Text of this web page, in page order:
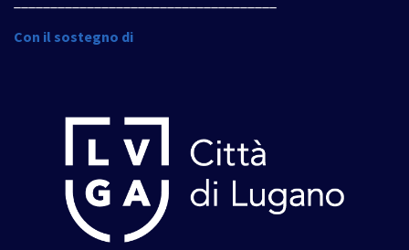
Con il sostegno di